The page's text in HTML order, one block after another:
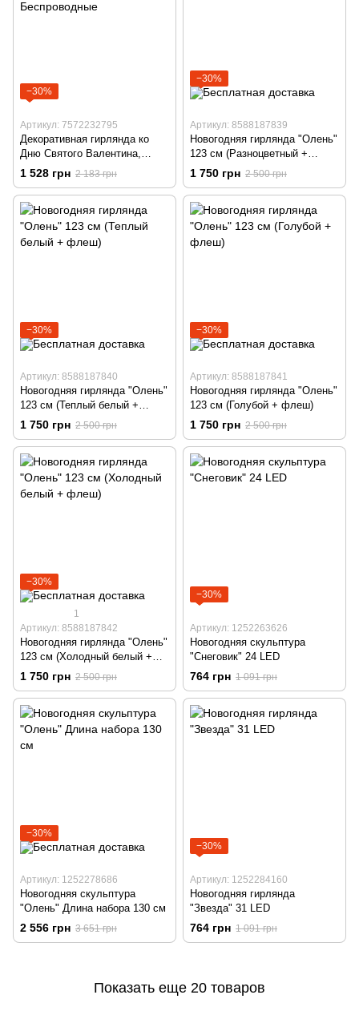
−30%
Артикул: 7572232795
Декоративная гирлянда ко
Дню Святого Валентина,
свеча с клипсами 15 шт.
Беспроводные
1 528 грн 2 183 грн
−30%
Артикул: 8588187839
Новогодняя гирлянда "Олень"
123 см (Разноцветный +
флеш)
1 750 грн 2 500 грн
−30%
Артикул: 8588187840
Новогодняя гирлянда "Олень"
123 см (Теплый белый +
флеш)
1 750 грн 2 500 грн
−30%
Артикул: 8588187841
Новогодняя гирлянда "Олень"
123 см (Голубой + флеш)
1 750 грн 2 500 грн
−30%
1
Артикул: 8588187842
Новогодняя гирлянда "Олень"
123 см (Холодный белый +
флеш)
1 750 грн 2 500 грн
−30%
Артикул: 1252263626
Новогодняя скульптура
"Снеговик" 24 LED
764 грн 1 091 грн
−30%
Артикул: 1252278686
Новогодняя скульптура
"Олень" Длина набора 130 см
2 556 грн 3 651 грн
−30%
Артикул: 1252284160
Новогодняя гирлянда
"Звезда" 31 LED
764 грн 1 091 грн
Показать еще 20 товаров